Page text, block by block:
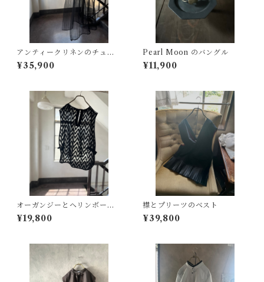
アンティークリネンのチュー
ルプリーツベスト
¥35,900
Pearl Moon のバングル
¥11,900
オーガンジーとヘリンボーン
のベスト
¥19,800
襟とプリーツのベスト
¥39,800